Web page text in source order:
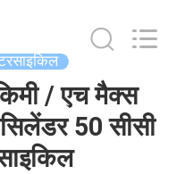
/ एच मैक्स
50 सीसी